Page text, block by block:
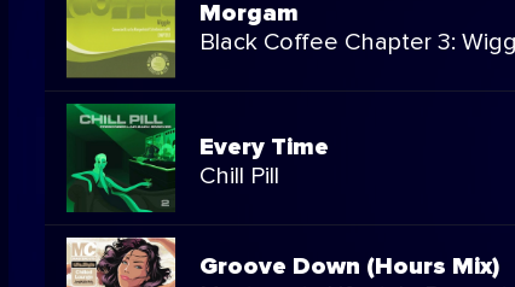
Morgam
Black Coffee Chapter 3:
Every Time
Chill Pill
Groove Down (Hours Mix)